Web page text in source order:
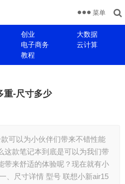
创业
大数据
电子商务
云计算
教程
菜单
重-尺寸多少
可以为小伙伴们带来不错性能
这款笔记本到底是可以为我们带
带来舒适的体验呢？现在就有小
、尺寸详情 型号 联想小新air15